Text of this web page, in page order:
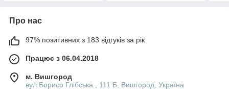
Про нас
97% позитивних з 183 відгуків за рік
Працює з 06.04.2018
м. Вишгород
вул.Борисо Глібська , 111 Б, Вишгород, Україна